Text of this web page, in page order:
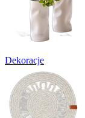
Dekoracje